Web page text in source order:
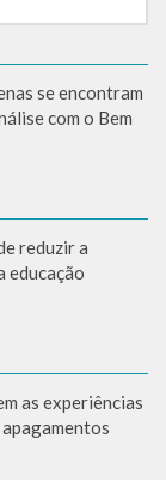
se encontram
com o Bem
reduzir a
educação
as experiências